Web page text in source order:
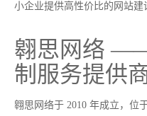
小企业提供高性价比的网站
翱思网络
制服务提供
翱思网络于 2010 年成立，位